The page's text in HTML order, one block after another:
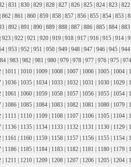
822
|
823
|
824
|
825
|
826
|
827
|
828
|
829
|
830
|
831
|
|
853
|
854
|
855
|
856
|
857
|
858
|
859
|
860
|
861
|
862
|
883
|
884
|
885
|
886
|
887
|
888
|
889
|
890
|
891
|
892
|
|
914
|
915
|
916
|
917
|
918
|
919
|
920
|
921
|
922
|
923
|
944
|
945
|
946
|
947
|
948
|
949
|
950
|
951
|
952
|
953
|
974
|
975
|
976
|
977
|
978
|
979
|
980
981
|
982
|
983
|
|
1004
|
1005
|
1006
|
1007
|
1008
|
1009
|
1010
1011
|
|
1029
|
1030
1031
|
1032
|
1033
|
1034
|
1035
|
1036
|
|
1054
|
1055
|
1056
|
1057
|
1058
|
1059
|
1060
1061
|
|
1079
|
1080
1081
|
1082
|
1083
|
1084
|
1085
|
1086
|
|
1104
|
1105
|
1106
|
1107
|
1108
|
1109
|
1110
1111
|
|
1129
|
1130
1131
|
1132
|
1133
|
1134
|
1135
|
1136
|
|
1154
|
1155
|
1156
|
1157
|
1158
|
1159
|
1160
1161
|
|
1179
|
1180
1181
|
1182
|
1183
|
1184
|
1185
|
1186
|
|
1204
|
1205
|
1206
|
1207
|
1208
|
1209
|
1210
1211
|